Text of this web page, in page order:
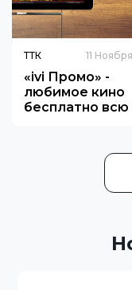
ТТК 11
«ivi Промо» -
любимое кино
бесплатно всю